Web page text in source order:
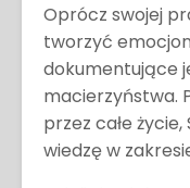
Oprócz swojej
tworzyć
dokumentujące
macierzyństwa.
przez całe
wiedzę w